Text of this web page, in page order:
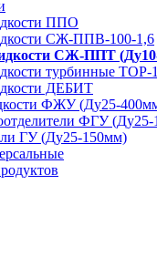
ППО
СЖ-ППВ-100-1,6
СЖ-ППТ
турбинные ТОР-1
ДЕБИТ
ФЖУ (Ду25-
ФГУ
ГУ (Ду25-150мм)